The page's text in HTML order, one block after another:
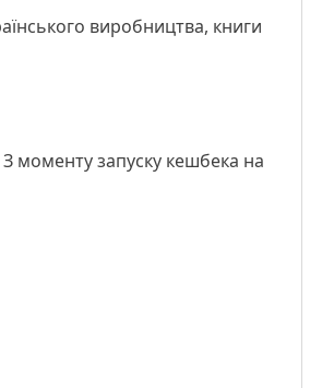
виробництва, книги
моменту запуску кешбека на